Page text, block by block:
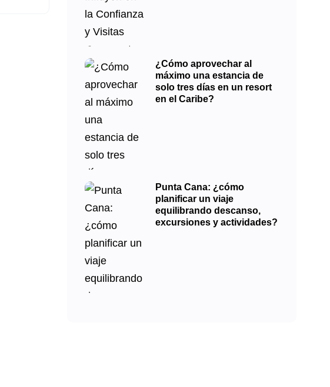
¿Cómo aprovechar al
máximo una estancia de
solo tres días en un resort
en el Caribe?
Punta Cana: ¿cómo
planificar un viaje
equilibrando descanso,
excursiones y actividades?